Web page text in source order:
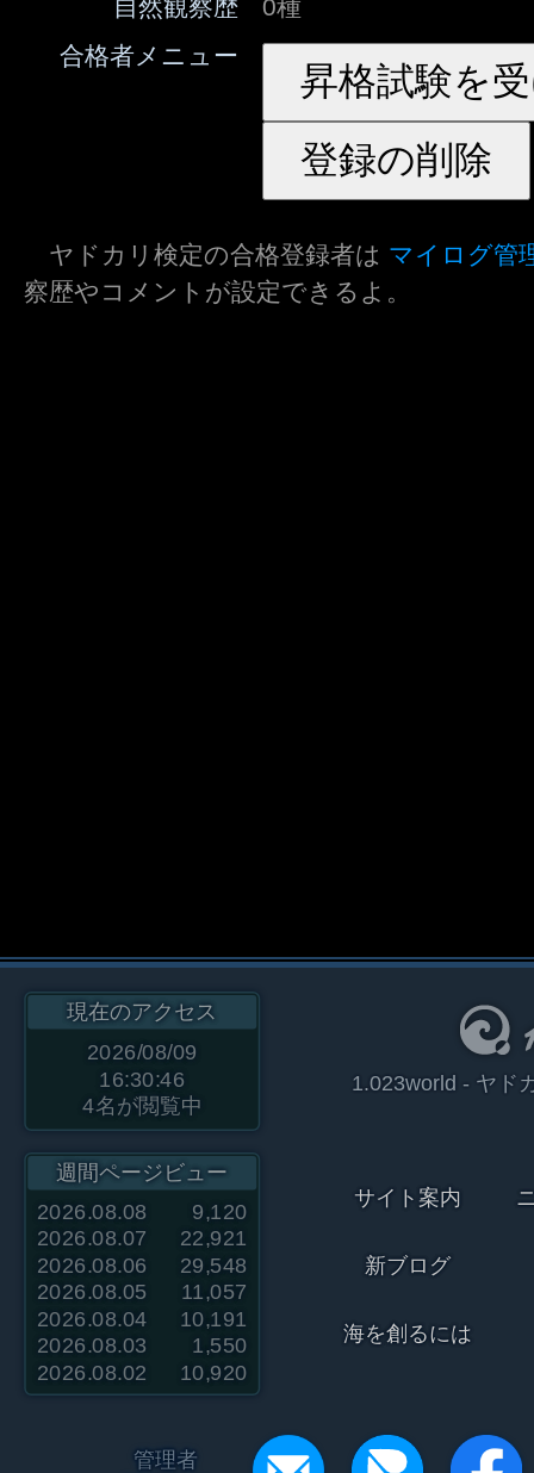
自然観察歴
0種
合格者メニュー
ヤドカリ検定の合格登録者は マイログ管
察歴やコメントが設定できるよ。
現在のアクセス
2026/08/09
16:30:46
4名が閲覧中
週間ページビュー
2026.08.08
9,120
2026.08.07
22,921
2026.08.06
29,548
2026.08.05
11,057
2026.08.04
10,191
2026.08.03
1,550
2026.08.02
10,920
1.023world - ヤド
サイト案内
新ブログ
海を創るには
管理者